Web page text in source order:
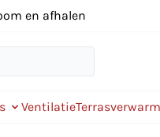
en afhalen
Ventilatie